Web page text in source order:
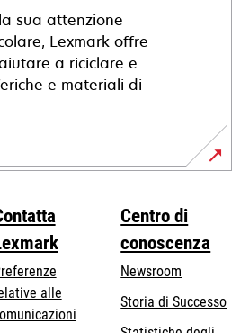
sua attenzione
Lexmark offre
a riciclare e
e materiali di
alle
Centro di
conoscenza
Newsroom
Storia di Successo